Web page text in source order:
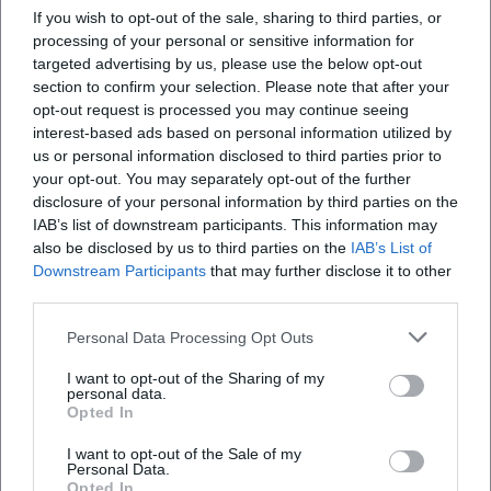
If you wish to opt-out of the sale, sharing to third parties, or
processing of your personal or sensitive information for
targeted advertising by us, please use the below opt-out
section to confirm your selection. Please note that after your
opt-out request is processed you may continue seeing
interest-based ads based on personal information utilized by
us or personal information disclosed to third parties prior to
your opt-out. You may separately opt-out of the further
disclosure of your personal information by third parties on the
IAB’s list of downstream participants. This information may
also be disclosed by us to third parties on the IAB’s List of
Downstream Participants that may further disclose it to other
Personal Data Processing Opt Outs
I want to opt-out of the Sharing of my
personal data.
Opted In
I want to opt-out of the Sale of my
Personal Data.
zeichnen das Bild einer Künstlerin, die
Publikumserwartungen zuverlässig erfüllt und zugleich ihr
Repertoire erweitert. ([sarabrandhuber.de]
(https://www.sarabrandhuber.de/termine?
utm_source=openai))
Stimmen der Fans
Die Reaktionen der Fans zeigen deutlich: Sara Brandhuber
begeistert Menschen weit über die Dialektgrenzen hinaus.
Auf Facebook schreibt eine Hörerin: „Deine Lieder treffen
mitten ins Herz – und bringen mich trotzdem Tränen
musikalisch auf den Punkt.“ Auf Konzertseiten danken
Besucherinnen und Besucher für „Tempo, Tiefgang und
Tonart“, oft begleitet von ❤️- und 👏-Emojis – ein digitales
Echo auf die Energie im Saal. ([soundcloud.com]
(https://soundcloud.com/sara-brandhuber/sara-brandhuber-
spotzal-sog-ned-tschuss-zu-mir))